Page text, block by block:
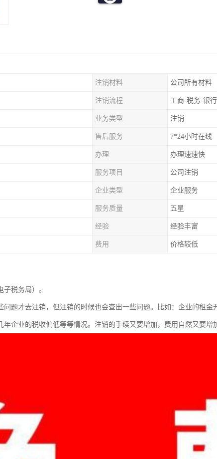
注销材料 公司所有材料
注销流程 工商-税务-银行
业务类型 注销
售后服务 7*24小时在线
办理 办理速速快
服务项目 公司注销
企业类型 企业服务
服务质量 五星
经验 经验丰富
费用 价格较低
税务局）。
问题才去注销，但注销的时候也会查出一些问题。比如：企业的租金
企业的税收偏低等等情况。注销的手续又要增加，费用自然又要增